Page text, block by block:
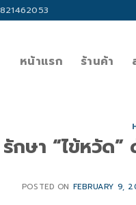
หน้าแรก ร้านค้า
กษา “ไข้หวัด
POSTED ON FEBRUARY 9,